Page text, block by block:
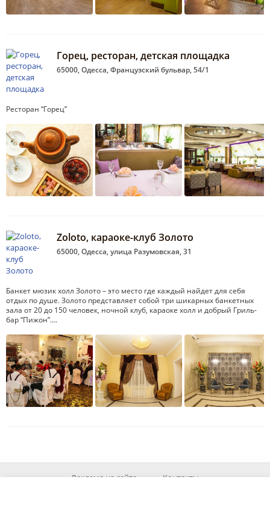
Горец, ресторан, детская площадка
65000, Одесса, Французский бульвар, 54/1
Ресторан “Горец”
Zoloto, караоке-клуб Золото
65000, Одесса, улица Разумовская, 31
Банкет мюзик холл Золото – это место где каждый найдет для себя
отдых по душе. Золото представляет собой три шикарных банкетных
зала от 20 до 150 человек, ночной клуб, караоке холл и добрый Гриль-
бар “Пижон”….
Реклама на сайте Контакты